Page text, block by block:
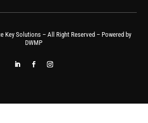
Key Solutions – All Right Reserved – Powered by
DWMP